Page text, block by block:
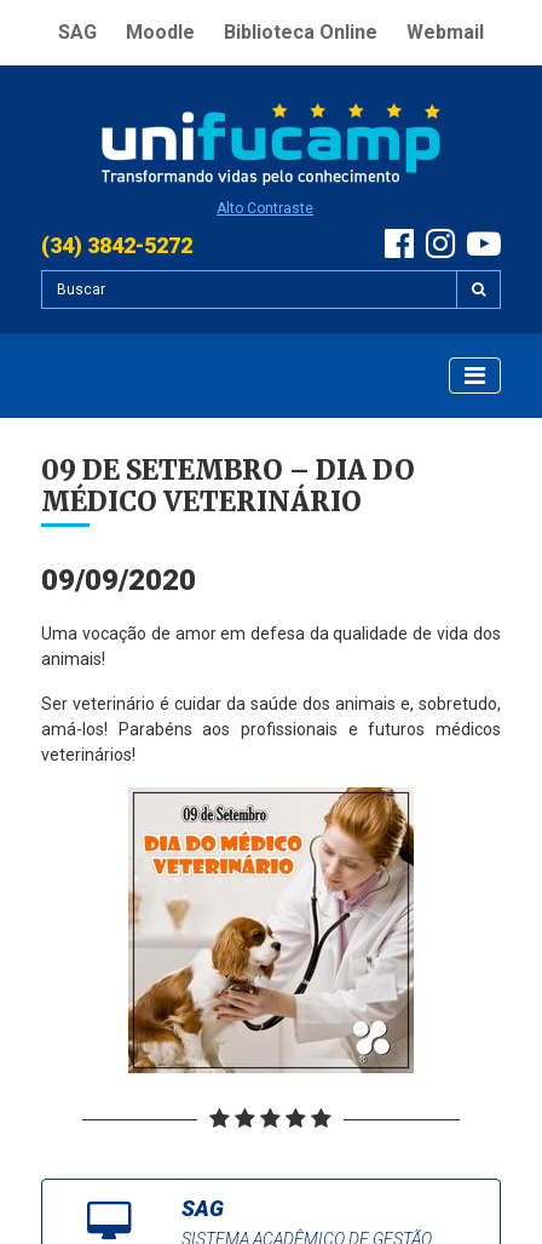
SAG Moodle Biblioteca Online Webmail
Alto Contraste
(34) 3842-5272
09 DE SETEMBRO – DIA DO
MÉDICO VETERINÁRIO
09/09/2020
Uma vocação de amor em defesa da qualidade de vida dos
animais!
Ser veterinário é cuidar da saúde dos animais e, sobretudo,
amá-los! Parabéns aos profissionais e futuros médicos
veterinários!
SAG
SISTEMA ACADÊMICO DE GESTÃO